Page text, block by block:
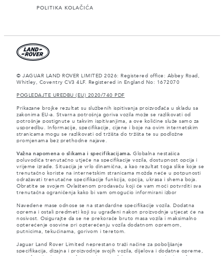
POLITIKA KOLAČIĆA
© JAGUAR LAND ROVER LIMITED 2026: Registered office: Abbey Road,
Whitley, Coventry CV3 4LF. Registered in England No: 1672070
POGLEDAJTE UREDBU (EU) 2020/740 PDF
Prikazane brojke rezultat su službenih ispitivanja proizvođača u skladu sa
zakonima EU-a. Stvarna potrošnja goriva vozila može se razlikovati od
potrošnje postignute u takvim ispitivanjima, a ove količine služe samo za
usporedbu. Informacije, specifikacije, cijene i boje na ovim internetskim
stranicama mogu se razlikovati od tržišta do tržišta te su podložne
promjenama bez prethodne najave.
Važna napomena o slikama i specifikacijama. Globalna nestašica
poluvodiča trenutačno utječe na specifikacije vozila, dostupnost opcija i
vrijeme izrade. Situacija je vrlo dinamična, a kao rezultat toga slike koje se
trenutačno koriste na internetskim stranicama možda neće u potpunosti
odražavati trenutačne specifikacije funkcija, opcija, ukrasa i shema boja.
Obratite se svojem Ovlaštenom prodavaču koji će vam moći potvrditi sva
trenutačna ograničenja kako bi vam omogućio informirani izbor
Navedene mase odnose se na standardne specifikacije vozila. Dodatna
oprema i ostali predmeti koji su ugrađeni nakon proizvodnje utjecat će na
nosivost. Osigurajte da se ne prekorače bruto masa vozila i maksimalno
opterećenje osovine pri opterećenju vozila dodatnom opremom,
putnicima, tekućinama, gorivom i teretom.
Jaguar Land Rover Limited neprestano traži načine za poboljšanje
specifikacija, dizajna i proizvodnje svojih vozila, dijelova i dodatne opreme,